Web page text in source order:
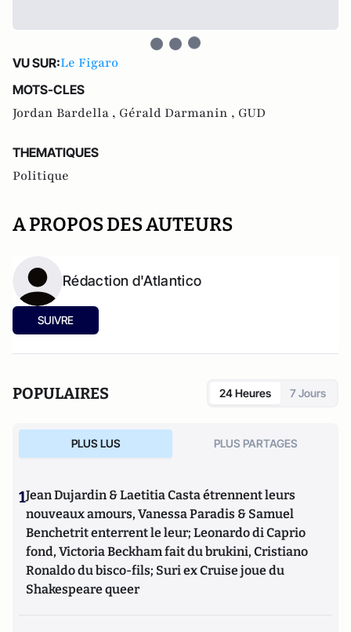
VU SUR:Le Figaro
MOTS-CLES
Jordan Bardella , Gérald Darmanin , GUD
THEMATIQUES
Politique
A PROPOS DES AUTEURS
Rédaction d'Atlantico
SUIVRE
POPULAIRES 24 Heures 7 Jours
PLUS LUS PLUS PARTAGES
1Jean Dujardin & Laetitia Casta étrennent leurs
nouveaux amours, Vanessa Paradis & Samuel
Benchetrit enterrent le leur; Leonardo di Caprio
fond, Victoria Beckham fait du brukini, Cristiano
Ronaldo du bisco-fils; Suri ex Cruise joue du
Shakespeare queer